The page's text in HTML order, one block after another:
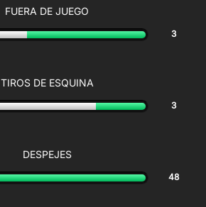
FUERA DE JUEGO
3
TIROS DE ESQUINA
3
DESPEJES
48